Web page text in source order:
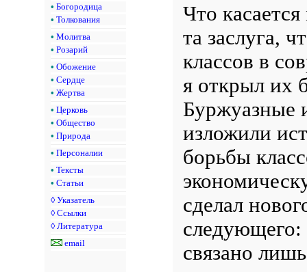
• Богородица
• Толкования
• Молитва
• Розарий
• Обожение
• Сердце
• Жертва
• Церковь
• Общество
• Природа
• Персоналии
• Тексты
• Статьи
◊ Указатель
◊ Ссылки
◊ Литература
email
Что
та заслуга,
классов в
я открыл их
Буржуазные
изложили
борьбы
сделал
связано